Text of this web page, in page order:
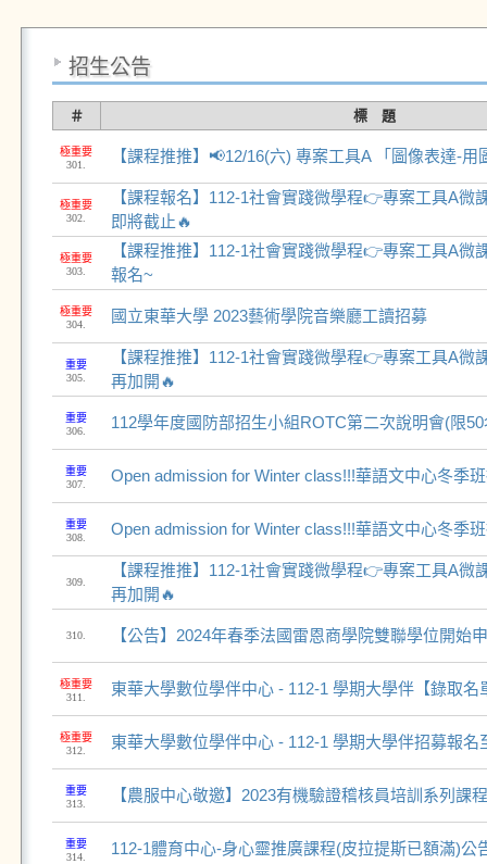
招生公告
＃ 標 題
極重要
301.
【課程推推】📢12/16(六) 專案工具A 「圖像表達-用
極重要
302.
【課程報名】112-1社會實踐微學程👉專案工具A微
即將截止🔥
極重要
303.
【課程推推】112-1社會實踐微學程👉專案工具A微
報名~
極重要
304.
國立東華大學 2023藝術學院音樂廳工讀招募
重要
305.
【課程推推】112-1社會實踐微學程👉專案工具A微
再加開🔥
重要
306.
112學年度國防部招生小組ROTC第二次說明會(限
重要
307.
Open admission for Winter class!!!華語文中心冬季
重要
308.
Open admission for Winter class!!!華語文中心冬季
309.
【課程推推】112-1社會實踐微學程👉專案工具A微
再加開🔥
310. 【公告】2024年春季法國雷恩商學院雙聯學位開始
極重要
311.
東華大學數位學伴中心 - 112-1 學期大學伴【錄取名
極重要
312.
東華大學數位學伴中心 - 112-1 學期大學伴招募報名
重要
313.
【農服中心敬邀】2023有機驗證稽核員培訓系列課
重要
314.
112-1體育中心-身心靈推廣課程(皮拉提斯已額滿)公